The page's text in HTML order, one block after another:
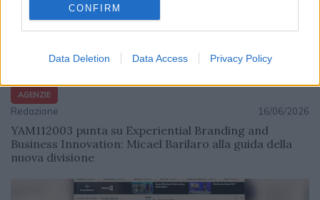
CONFIRM
Data Deletion Data Access Privacy Policy
AGENZIE
Redazione 16/06/2026
YAM112003 punta su Experiential Branding and
Business Innovation: Micael Barilaro alla guida della
nuova divisione